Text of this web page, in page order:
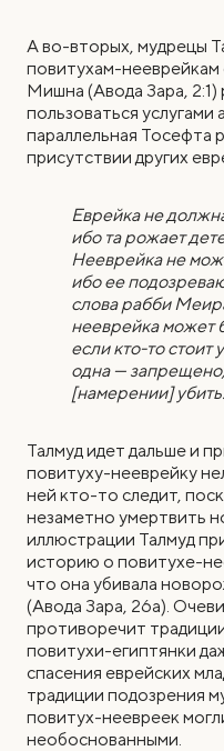
А во-вторых, мудрецы
повитухам-нееврейкам
Мишна (Авода Зара, 2:1)
пользоваться
параллельная Тосефта
присутствии других
Еврейка не
ибо та рожает
Нееврейка не
ибо ее
слова рабби
нееврейка может
если кто-то стоит
одна —
[намерении] убить.
Талмуд идет дальше и
повитуху-нееврейку
ней кто-то следит,
незаметно умертвить
иллюстрации Талмуд
историю о повитухе-
что она убивала
(Авода Зара, 26а).
противоречит
повитухи-египтянки
спасения еврейских
традиции подозрения
повитух-неевреек
необоснованными.